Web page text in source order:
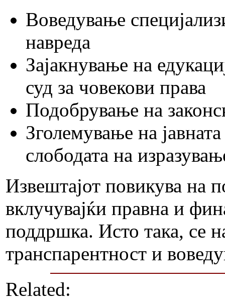
Воведување
навреда
Зајакнување на
суд за човекови права
Подобрување на
Зголемување на
слободата на
Извештајот повикува на
вклучувајќи правна и
поддршка. Исто така, се
транспарентност и
Related: